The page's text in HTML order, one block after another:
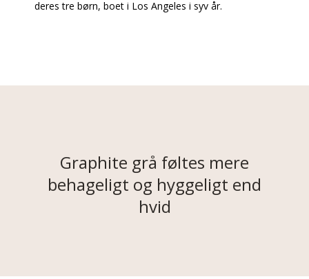
deres tre børn, boet i Los Angeles i syv år.
Graphite grå føltes mere
behageligt og hyggeligt end
hvid